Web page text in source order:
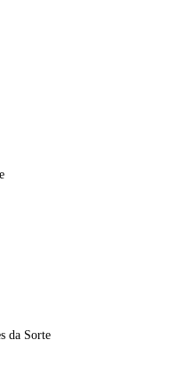
da Sorte